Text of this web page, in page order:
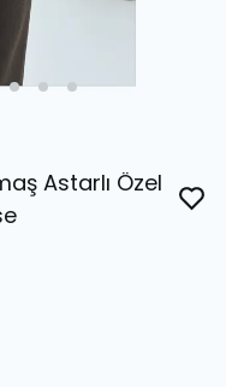
Astarlı Özel